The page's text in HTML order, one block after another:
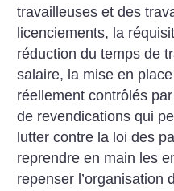
travailleuses et des
licenciements, la
réduction du temps de
salaire, la mise en
réellement contrôlés
de revendications qui
lutter contre la loi des
reprendre en main les
repenser l’organisation